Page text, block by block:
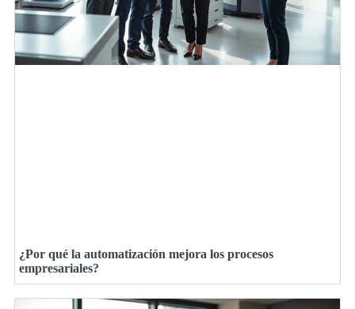
¿Por qué la automatización mejora los procesos
empresariales?